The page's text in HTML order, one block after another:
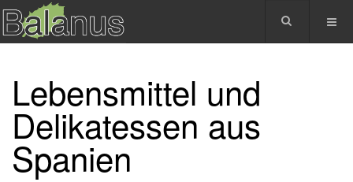
Lebensmittel und
Delikatessen aus
Spanien